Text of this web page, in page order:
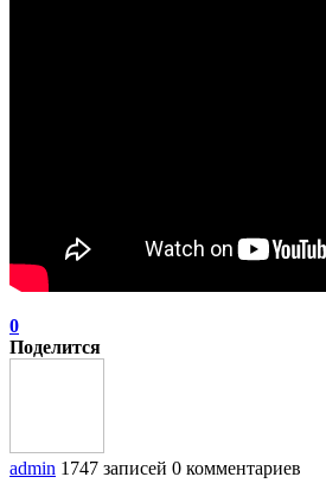
0
Поделится
admin 1747 записей 0 комментариев